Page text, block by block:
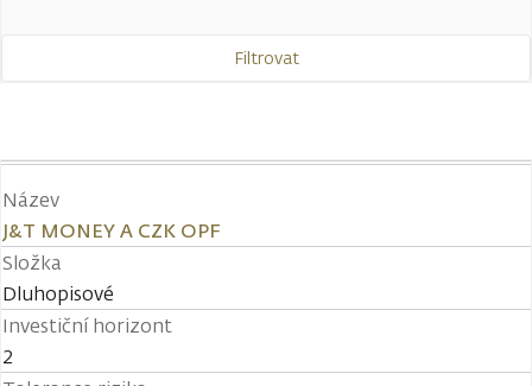
Filtrovat
Název
J&T MONEY A CZK OPF
Složka
Dluhopisové
Investiční horizont
2